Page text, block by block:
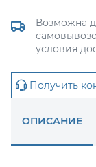
Возможна
условия
Получить
ОПИСАНИЕ